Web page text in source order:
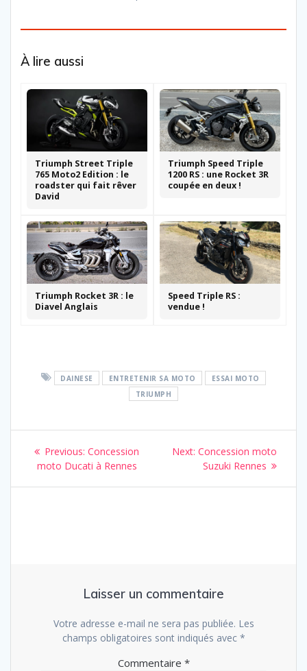
À lire aussi
Triumph Street Triple
765 Moto2 Edition : le
roadster qui fait rêver
David
Triumph Speed Triple
1200 RS : une Rocket 3R
coupée en deux !
Triumph Rocket 3R : le
Diavel Anglais
Speed Triple RS :
vendue !
DAINESE ENTRETENIR SA MOTO
ESSAI MOTO
TRIUMPH
Navigation
Previous: Previous
post:
Concession
moto Ducati à Rennes
Next: Next
post:
Concession moto
Suzuki Rennes
Laisser un commentaire
Votre adresse e-mail ne sera pas publiée. Les
champs obligatoires sont indiqués avec *
Commentaire *